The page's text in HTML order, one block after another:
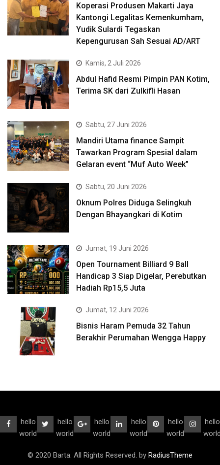
Koperasi Produsen Makarti Jaya
Kantongi Legalitas Kemenkumham,
Yudik Sulardi Tegaskan
Kepengurusan Sah Sesuai AD/ART
Kamis, 2 Juli 2026
Abdul Hafid Resmi Pimpin PAN Kotim,
Terima SK dari Zulkifli Hasan
Sabtu, 27 Juni 2026
Mandiri Utama finance Sampit
Tawarkan Program Spesial dalam
Gelaran event “Muf Auto Week”
Sabtu, 20 Juni 2026
Oknum Polres Diduga Selingkuh
Dengan Bhayangkari di Kotim
Jumat, 19 Juni 2026
Open Tournament Billiard 9 Ball
Handicap 3 Siap Digelar, Perebutkan
Hadiah Rp15,5 Juta
Jumat, 12 Juni 2026
Bisnis Haram Pemuda 32 Tahun
Berakhir Perumahan Wengga Happy
hello
world
hello
world
hello
world
hello
world
hello
world
hello
© 2020 Barta. All Rights Reserved. by RadiusTheme